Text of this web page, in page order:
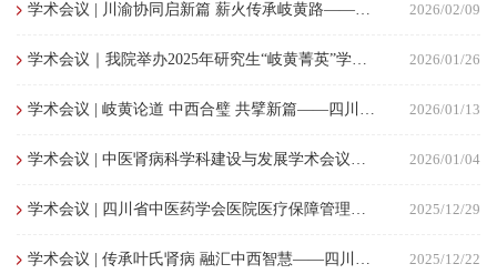
学术会议 | 川渝协同启新篇 薪火传承岐黄路——川渝中医药高质量发展暨吴棹仙学术思想交流研讨会成功举办 2026/02/09
学术会议｜我院举办2025年研究生“岐黄菁英”学术论坛决赛 2026/01/26
学术会议 | 岐黄论道 中西合璧 共擘新篇——四川省重大疾病鼻鼽(变应性鼻炎)中医药防治中心变态反应学术交流会议顺利举办 2026/01/13
学术会议 | 中医肾病科学科建设与发展学术会议顺利召开 2026/01/04
学术会议 | 四川省中医药学会医院医疗保障管理专业委员会成立大会暨2025年学术会议在蓉举行 2025/12/29
学术会议 | 传承叶氏肾病 融汇中西智慧——四川省中医药学会肾病专委会2025年学术年会顺利举行 2025/12/22